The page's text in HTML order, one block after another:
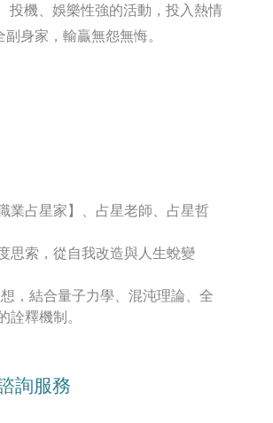
投機、娛樂性強的活動，投入熱情
身家，輸贏無怨無悔。
業占星家】、占星老師、占星哲
思索，從自我改造與人生蛻變
，結合量子力學、混沌理論、全
釋機制。
詢服務